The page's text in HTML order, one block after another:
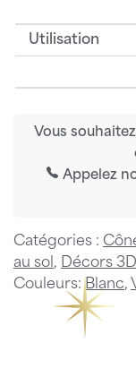
Utilisation
Vous
Appelez
Catégories :
au sol , Décors 3D
Couleurs:Blanc,